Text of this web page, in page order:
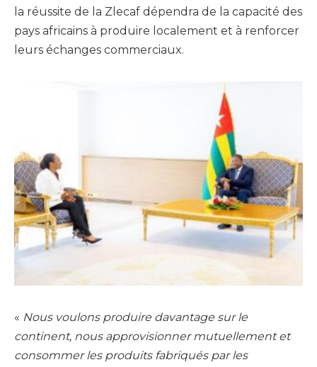
la réussite de la Zlecaf dépendra de la capacité des
pays africains à produire localement et à renforcer
leurs échanges commerciaux.
« Nous voulons produire davantage sur le
continent, nous approvisionner mutuellement et
consommer les produits fabriqués par les